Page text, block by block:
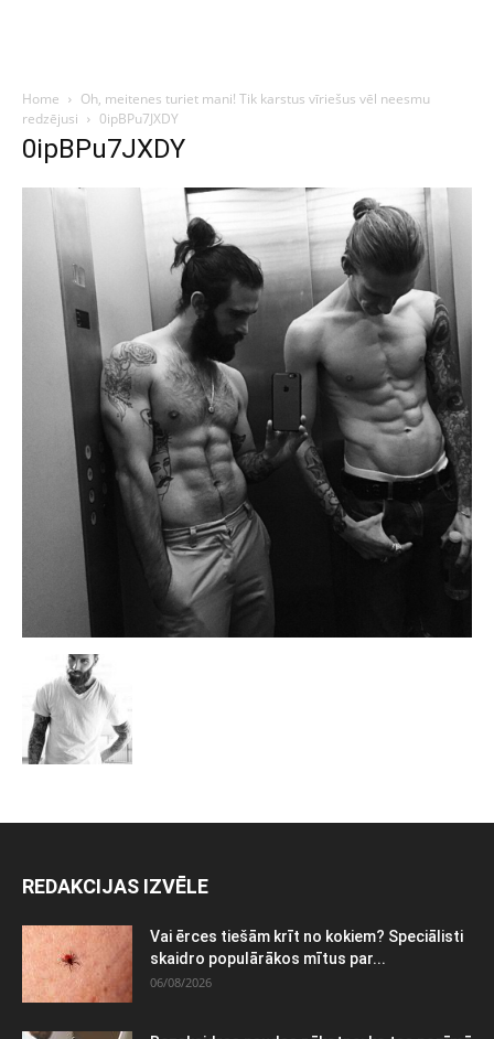
Home
Oh, meitenes turiet mani! Tik karstus vīriešus vēl neesmu
redzējusi
0ipBPu7JXDY
0ipBPu7JXDY
REDAKCIJAS IZVĒLE
Vai ērces tiešām krīt no kokiem? Speciālisti
skaidro populārākos mītus par...
06/08/2026